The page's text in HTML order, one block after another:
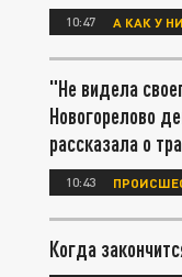
10:47 А КАК У
"Не видела
Новогорелово
рассказала о
10:43
Когда